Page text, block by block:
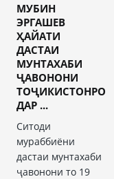
МУБИН
ЭРГАШЕВ
ҲАЙАТИ
ДАСТАИ
МУНТАХАБИ
ҶАВОНОНИ
ТОҶИКИСТОНРО
ДАР ...
Ситоди
мураббиёни
дастаи мунтахаби
ҷавонони то 19